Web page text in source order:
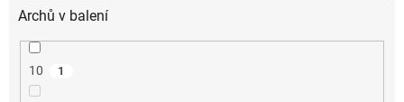
Archů v balení
10 1